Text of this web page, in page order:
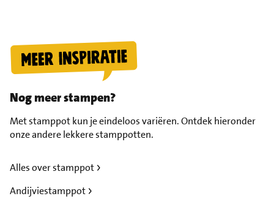
Nog meer stampen?
Met stamppot kun je eindeloos variëren. Ontdek hieronder
onze andere lekkere stamppotten.
Alles over stamppot
Andijviestamppot